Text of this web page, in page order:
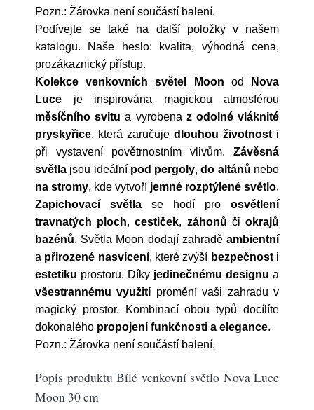
Pozn.: Žárovka není součástí balení.
Podívejte se také na další položky v našem
katalogu. Naše heslo: kvalita, výhodná cena,
prozákaznický přístup.
Kolekce venkovních světel Moon od
Nova
Luce je inspirována magickou atmosférou
měsíčního svitu a vyrobena z odolné vláknité
pryskyřice, která zaručuje dlouhou životnost i
při vystavení povětrnostním vlivům. Závěsná
světla jsou ideálnípod pergoly,do altánů nebo
na stromy, kde vytvoří jemné rozptýlené světlo.
Zapichovací světla se hodí pro osvětlení
travnatých ploch,cestiček, záhonů čiokrajů
bazénů. Světla Moon dodají zahradě ambientní
a přirozené nasvícení, které zvýší bezpečnosti
estetiku prostoru. Díky jedinečnému designu a
všestrannému využití promění vaši zahradu v
magický prostor. Kombinací obou typů docílíte
dokonalého propojení funkčnosti a elegance.
Pozn.: Žárovka není součástí balení.
Popis produktu Bílé venkovní světlo Nova Luce
Moon 30 cm